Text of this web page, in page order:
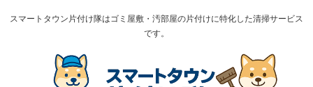
スマートタウン片付け隊はゴミ屋敷・汚部屋の片付けに特化した清掃サービス
です。